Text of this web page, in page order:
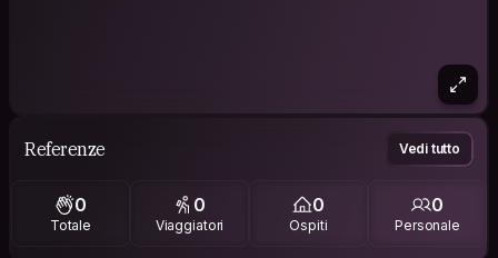
Referenze Vedi tutto
0
Totale
0
Viaggiatori
0
Ospiti
0
Personale